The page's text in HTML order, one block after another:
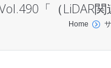
「（LiDAR
Home